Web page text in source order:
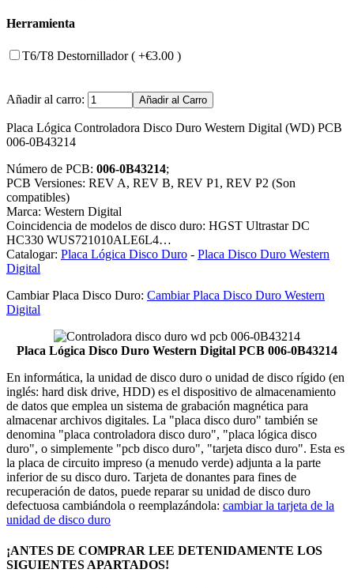
Herramienta
T6/T8 Destornillador ( +€3.00 )
Añadir al carro:
Placa Lógica Controladora Disco Duro Western Digital (WD) PCB
006-0B43214
Número de PCB: 006-0B43214;
PCB Versiones: REV A, REV B, REV P1, REV P2 (Son
compatibles)
Marca: Western Digital
Coincidencia de modelos de disco duro: HGST Ultrastar DC
HC330 WUS721010ALE6L4…
Catalogar: Placa Lógica Disco Duro - Placa Disco Duro Western
Digital
Cambiar Placa Disco Duro: Cambiar Placa Disco Duro Western
Digital
Placa Lógica Disco Duro Western Digital PCB 006-0B43214
En informática, la unidad de disco duro o unidad de disco rígido (en
inglés: hard disk drive, HDD) es el dispositivo de almacenamiento
de datos que emplea un sistema de grabación magnética para
almacenar archivos digitales. La "placa disco duro" también se
denomina "placa controladora disco duro", "placa lógica disco
duro", o simplemente "pcb disco duro", "tarjeta disco duro". Esta es
la placa de circuito impreso (a menudo verde) adjunta a la parte
inferior de su disco duro. Tarjeta de donantes para fines de
recuperación de datos, puede reparar su unidad de disco duro
defectuosa cambiándola o reemplazándola: cambiar la tarjeta de la
unidad de disco duro
¡ANTES DE COMPRAR LEE DETENIDAMENTE LOS
SIGUIENTES APARTADOS!